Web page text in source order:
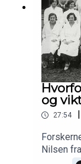
og
27:54
Nilsen